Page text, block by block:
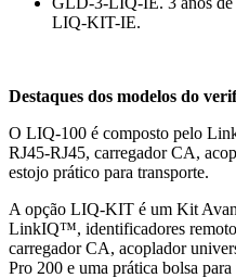
LIQ-KIT-IE.
Destaques dos modelos do
O LIQ-100 é composto pelo
RJ45-RJ45, carregador CA,
estojo prático para transporte.
A opção LIQ-KIT é um Kit
LinkIQ™, identificadores
carregador CA, acoplador
Pro 200 e uma prática bolsa para